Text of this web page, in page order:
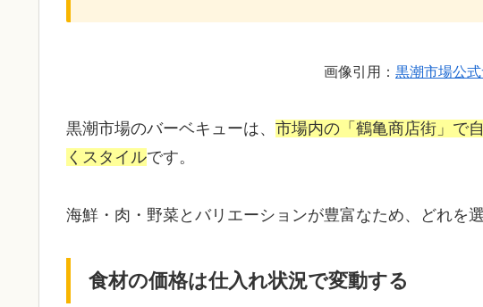
画像引用： 黒潮市場公式
黒潮市場のバーベキューは、 市場内の「鶴亀商店街」で
くスタイルです。
海鮮・肉・野菜とバリエーションが豊富なため、どれを
食材の価格は仕入れ状況で変動する